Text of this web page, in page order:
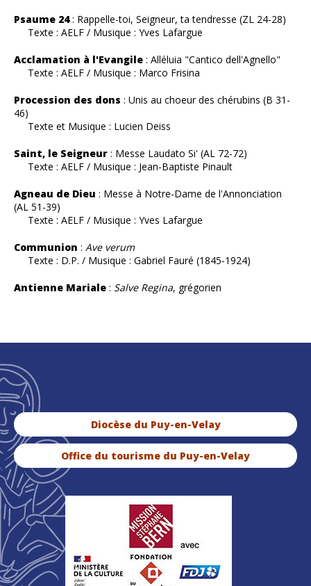
Psaume 24: Rappelle-toi, Seigneur, ta tendresse (ZL 24-28)
Texte : AELF / Musique : Yves Lafargue
Acclamation à l'Evangile : Alléluia "Cantico dell'Agnello"
Texte : AELF / Musique : Marco Frisina
Procession des dons : Unis au choeur des chérubins (B 31-
46)
Texte et Musique : Lucien Deiss
Saint, le Seigneur : Messe Laudato Si' (AL 72-72)
Texte : AELF / Musique : Jean-Baptiste Pinault
Agneau de Dieu : Messe à Notre-Dame de l'Annonciation
(AL 51-39)
Texte : AELF / Musique : Yves Lafargue
Communion : Ave verum
Texte : D.P. / Musique : Gabriel Fauré (1845-1924)
Antienne Mariale : Salve Regina, grégorien
Diocèse du Puy-en-Velay
Office du tourisme du Puy-en-Velay